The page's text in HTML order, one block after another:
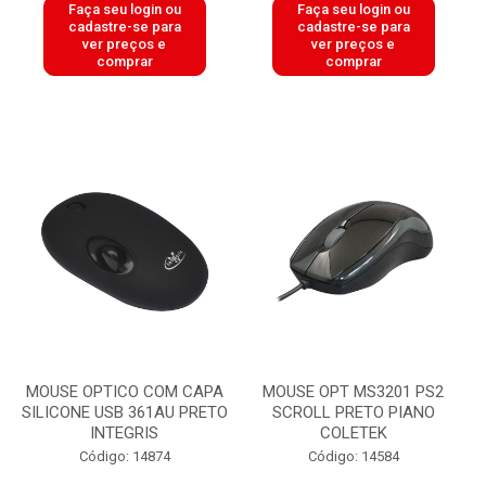
Faça seu login ou
cadastre-se para
ver preços e
comprar
Faça seu login ou
cadastre-se para
ver preços e
comprar
MOUSE OPTICO COM CAPA
SILICONE USB 361AU PRETO
INTEGRIS
Código: 14874
MOUSE OPT MS3201 PS2
SCROLL PRETO PIANO
COLETEK
Código: 14584